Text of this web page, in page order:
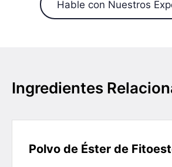
Hable con Nuestros
Ingredientes
Polvo de Éster de